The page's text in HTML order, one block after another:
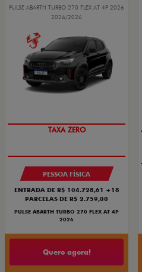
PULSE ABARTH TURBO 270 FLEX AT 4P 2026
2026/2026
PESSOA FÍSICA
ENTRADA DE R$ 104.728,61 +18
PARCELAS DE R$ 2.759,00
PULSE ABARTH TURBO 270 FLEX AT 4P
2026
Quero agora!